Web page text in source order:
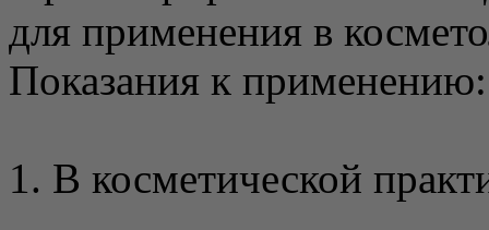
для применения в
Показания к применению:
1. В косметической